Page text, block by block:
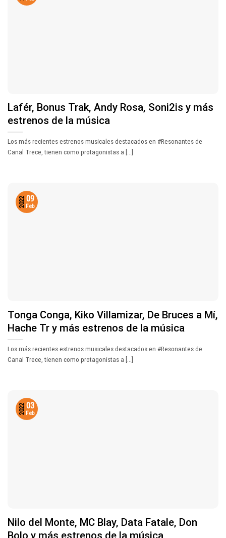
Lafér, Bonus Trak, Andy Rosa, Soni2is y más
estrenos de la música
Los más recientes estrenos musicales destacados en #Resonantes de
Canal Trece, tienen como protagonistas a [...]
Tonga Conga, Kiko Villamizar, De Bruces a Mí,
Hache Tr y más estrenos de la música
Los más recientes estrenos musicales destacados en #Resonantes de
Canal Trece, tienen como protagonistas a [...]
09
Feb
2022
Nilo del Monte, MC Blay, Data Fatale, Don
Bolo y más estrenos de la música
03
Feb
2022